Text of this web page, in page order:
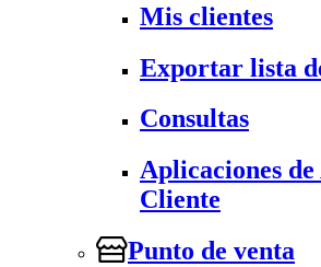
Mis clientes
Exportar lista
Consultas
Aplicaciones
Cliente
Punto de venta